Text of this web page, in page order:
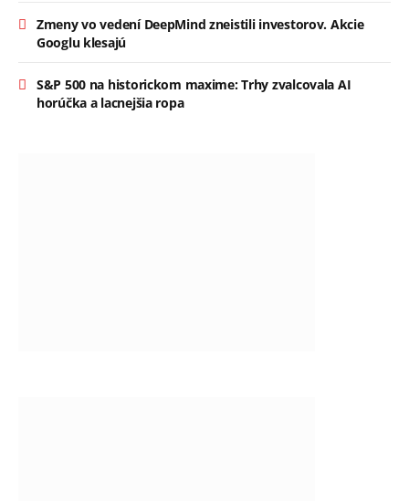
Zmeny vo vedení DeepMind zneistili investorov. Akcie
Googlu klesajú
S&P 500 na historickom maxime: Trhy zvalcovala AI
horúčka a lacnejšia ropa